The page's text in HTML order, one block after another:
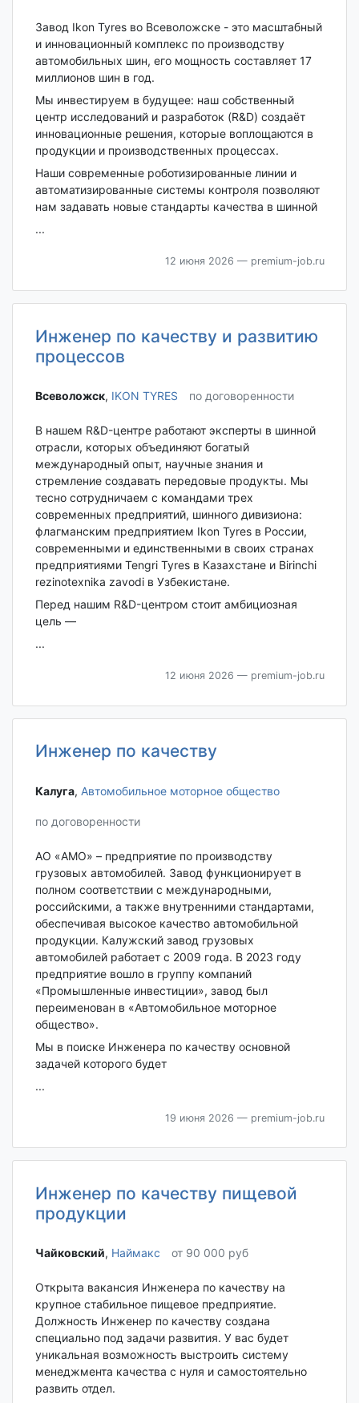
Завод Ikon Tyres во Всеволожске - это масштабный
и инновационный комплекс по производству
автомобильных шин, его мощность составляет 17
миллионов шин в год.
Мы инвестируем в будущее: наш собственный
центр исследований и разработок (R&D) создаёт
инновационные решения, которые воплощаются в
продукции и производственных процессах.
Наши современные роботизированные линии и
автоматизированные системы контроля позволяют
нам задавать новые стандарты качества в шинной
...
12 июня 2026 — premium-job.ru
Инженер по качеству и развитию
процессов
Всеволожск‎, IKON TYRES по договоренности
В нашем R&D-центре работают эксперты в шинной
отрасли, которых объединяют богатый
международный опыт, научные знания и
стремление создавать передовые продукты. Мы
тесно сотрудничаем с командами трех
современных предприятий, шинного дивизиона:
флагманским предприятием Ikon Tyres в России,
современными и единственными в своих странах
предприятиями Tengri Tyres в Казахстане и Birinchi
rezinotexnika zavodi в Узбекистане.
Перед нашим R&D-центром стоит амбициозная
цель —
...
12 июня 2026 — premium-job.ru
Инженер по качеству
Калуга‎, Автомобильное моторное общество
по договоренности
АО «АМО» – предприятие по производству
грузовых автомобилей. Завод функционирует в
полном соответствии с международными,
российскими, а также внутренними стандартами,
обеспечивая высокое качество автомобильной
продукции. Калужский завод грузовых
автомобилей работает с 2009 года. В 2023 году
предприятие вошло в группу компаний
«Промышленные инвестиции», завод был
переименован в «Автомобильное моторное
общество».
Мы в поиске Инженера по качеству основной
задачей которого будет
...
19 июня 2026 — premium-job.ru
Инженер по качеству пищевой
продукции
Чайковский‎, Наймакс от 90 000 руб
Открыта вакансия Инженера по качеству на
крупное стабильное пищевое предприятие.
Должность Инженер по качеству создана
специально под задачи развития. У вас будет
уникальная возможность выстроить систему
менеджмента качества с нуля и самостоятельно
развить отдел.